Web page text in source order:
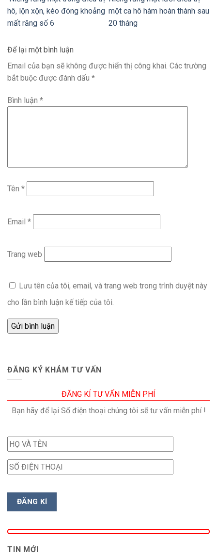
hô, lộn xộn, kéo đóng khoảng
mất răng số 6
một ca hô hàm hoàn thành sau
20 tháng
Để lại một bình luận
Email của bạn sẽ không được hiển thị công khai. Các trường
bắt buộc được đánh dấu *
Bình luận *
Tên *
Email *
Trang web
Lưu tên của tôi, email, và trang web trong trình duyệt này
cho lần bình luận kế tiếp của tôi.
ĐĂNG KÝ KHÁM TƯ VẤN
ĐĂNG KÍ TƯ VẤN MIỄN PHÍ
Bạn hãy để lại Số điện thoại chúng tôi sẽ tư vấn miễn phí !
TIN MỚI